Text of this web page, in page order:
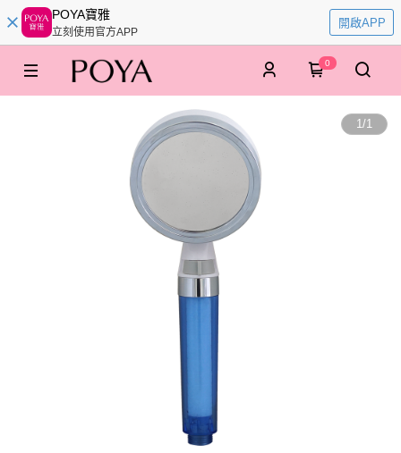
POYA寶雅
立刻使用官方APP
開啟APP
0
1/1